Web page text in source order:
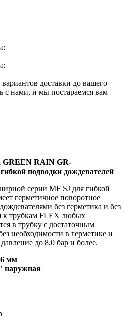
доставки до вашего
с нами, и мы постараемся вам
RAIN GR-
подводки дождевателей
серии MF SJ для гибкой
герметичное поворотное
без герметика и без
к трубкам FLEX любых
в трубку с достаточным
необходимости в герметике и
до 8,0 бар и более.
мм
наружная